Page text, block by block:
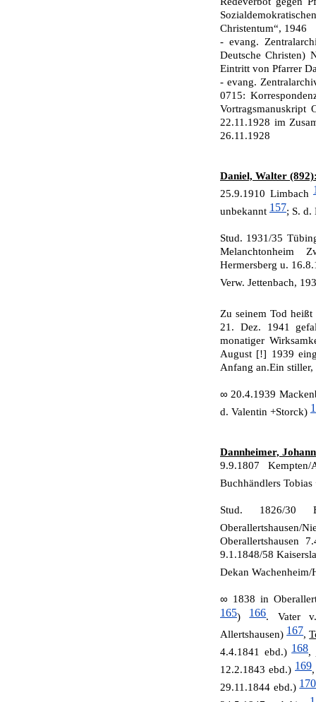
Christentum“, 1946
- evang.
Deutsche Christen)
Eintritt von Pfarrer
- evang.
0715:
Vortragsmanuskript
22.11.1928 im
26.11.1928
Daniel, Walter
25.9.1910 Limbach
unbekannt 157; S. d.
Stud. 1931/35
Melanchtonheim
Hermersberg u.
Verw. Jettenbach,
Zu seinem Tod
21. Dez. 1941
monatiger
August [!] 1939
Anfang an.Ein
∞ 20.4.1939
d. Valentin +Storck)
Dannheimer,
9.9.1807
Buchhändlers
Stud. 1826/
Oberallertshausen/
Oberallertshaus­en
9.1.1848/58
De­kan
∞ 1838 in
165)166. Vater
Allertshausen)167,
4.4.1841 ebd.)168,
12.2.1843 ebd.) 169
29.11.1844 ebd.)170